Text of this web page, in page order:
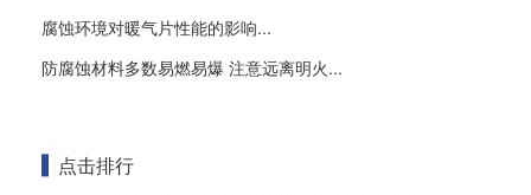
腐蚀环境对暖气片性能的影响...
防腐蚀材料多数易燃易爆 注意远离明火...
点击排行